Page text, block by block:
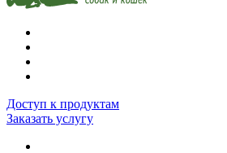
Доступ к продуктам
Заказать услугу